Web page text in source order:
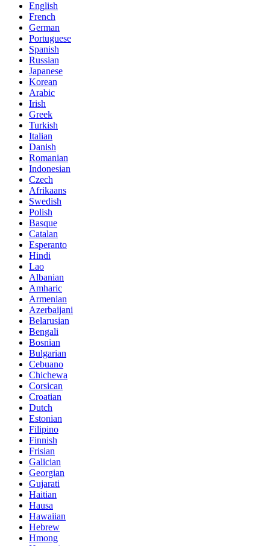
English
French
German
Portuguese
Spanish
Russian
Japanese
Korean
Arabic
Irish
Greek
Turkish
Italian
Danish
Romanian
Indonesian
Czech
Afrikaans
Swedish
Polish
Basque
Catalan
Esperanto
Hindi
Lao
Albanian
Amharic
Armenian
Azerbaijani
Belarusian
Bengali
Bosnian
Bulgarian
Cebuano
Chichewa
Corsican
Croatian
Dutch
Estonian
Filipino
Finnish
Frisian
Galician
Georgian
Gujarati
Haitian
Hausa
Hawaiian
Hebrew
Hmong